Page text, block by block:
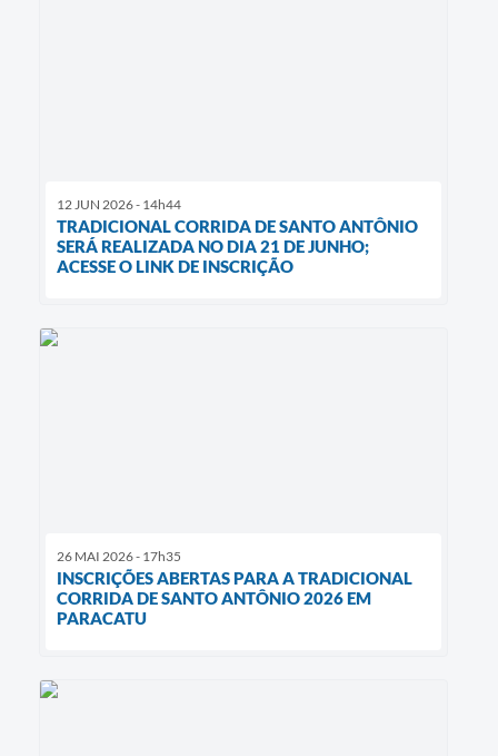
12 JUN 2026 - 14h44
TRADICIONAL CORRIDA DE SANTO ANTÔNIO
SERÁ REALIZADA NO DIA 21 DE JUNHO;
ACESSE O LINK DE INSCRIÇÃO
26 MAI 2026 - 17h35
INSCRIÇÕES ABERTAS PARA A TRADICIONAL
CORRIDA DE SANTO ANTÔNIO 2026 EM
PARACATU